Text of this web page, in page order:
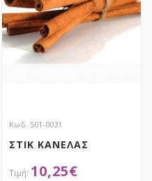
Κωδ. 501-0031
ΣΤΙΚ ΚΑΝΕΛΑΣ
10,25€